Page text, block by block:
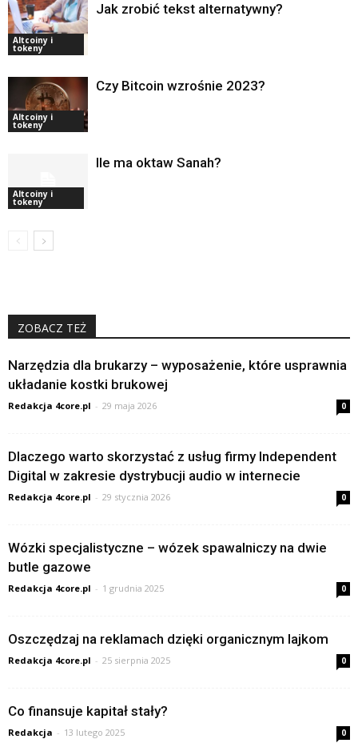
Altcoiny i
tokeny
Jak zrobić tekst alternatywny?
Altcoiny i
tokeny
Czy Bitcoin wzrośnie 2023?
Altcoiny i
tokeny
Ile ma oktaw Sanah?
ZOBACZ TEŻ
Narzędzia dla brukarzy – wyposażenie, które usprawnia
układanie kostki brukowej
Redakcja 4core.pl - 29 maja 2026 0
Dlaczego warto skorzystać z usług firmy Independent
Digital w zakresie dystrybucji audio w internecie
Redakcja 4core.pl - 29 stycznia 2026 0
Wózki specjalistyczne – wózek spawalniczy na dwie
butle gazowe
Redakcja 4core.pl - 1 grudnia 2025 0
Oszczędzaj na reklamach dzięki organicznym lajkom
Redakcja 4core.pl - 25 sierpnia 2025 0
Co finansuje kapitał stały?
Redakcja - 13 lutego 2025 0